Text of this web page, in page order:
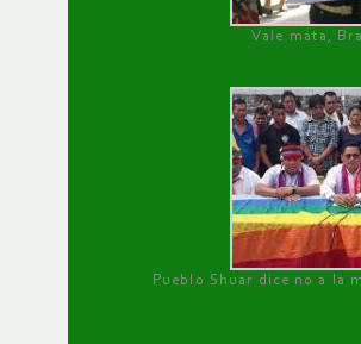
Vale mata,
Pueblo Shuar dice no a la